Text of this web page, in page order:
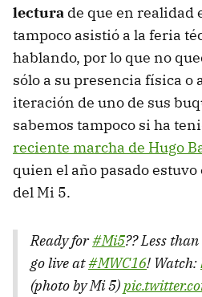
lectura de que en realidad
tampoco asistió a la feria
hablando, por lo que no
sólo a su presencia física o
iteración de uno de sus
sabemos tampoco si ha
reciente marcha de Hugo
quien el año pasado
del Mi 5.
Ready for#Mi5?? Less
go live at#MWC16! Watch:
(photo by Mi 5)